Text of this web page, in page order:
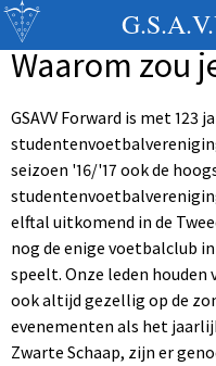
Waarom zou
GSAVV Forward is met 123
seizoen '16/'17 ook de
elftal uitkomend in de
nog de enige voetbalclub
speelt. Onze leden houden
ook altijd gezellig op de
evenementen als het
Zwarte Schaap, zijn er